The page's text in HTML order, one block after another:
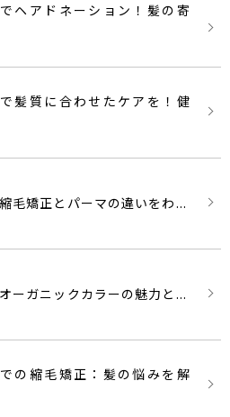
ヘアドネーション！髪の寄
髪質に合わせたケアを！健
毛矯正とパーマの違いをわ...
ーガニックカラーの魅力と...
の縮毛矯正：髪の悩みを解